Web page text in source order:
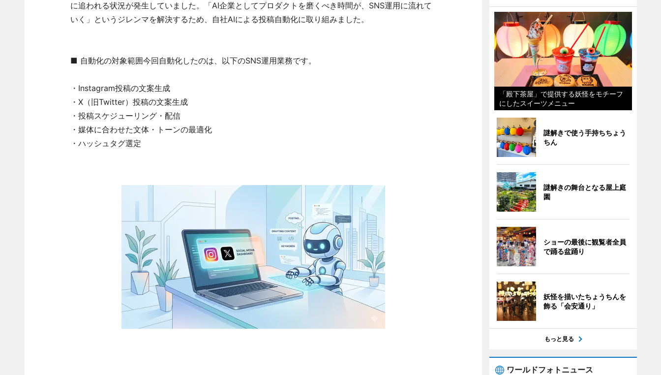
に追われる状況が発生していました。「AI企業としてプロダクトを磨くべき時間が、SNS運用に流れて
いく」というジレンマを解決するため、自社AIによる投稿自動化に取り組みました。
■ 自動化の対象範囲今回自動化したのは、以下のSNS運用業務です。
・Instagram投稿の文案生成
・X（旧Twitter）投稿の文案生成
・投稿スケジューリング・配信
・媒体に合わせた文体・トーンの最適化
・ハッシュタグ選定
「殿下茶屋」で提供する妖怪をモチーフ
にしたスイーツメニュー
謎解きで使う手持ちちょう
ちん
謎解きの舞台となる屋上庭
園
ショーの最後に観覧者全員
で踊る盆踊り
妖怪を描いたちょうちんを
飾る「会安通り」
もっと見る
ワールドフォトニュース